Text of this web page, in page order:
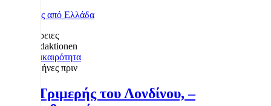
Λεπτομέρειες
Redaktionen
Επικαιρότητα
2 μήνες πριν
1955 Τριμερής του Λονδίνου, –